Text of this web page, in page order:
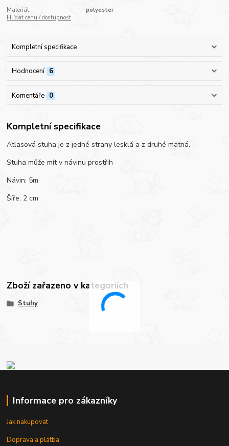
Materiál:
polyester
Hlídat cenu / dostupnost
Kompletní specifikace
Hodnocení 6
Komentáře 0
Kompletní specifikace
Atlasová stuha je z jedné strany lesklá a z druhé matná.
Stuha může mít v návinu prostřih
Návin: 5m
Šíře: 2 cm
Zboží zařazeno v kategoriích
Stuhy
Informace pro zákazníky
Jak nakupovat
Doprava a platba